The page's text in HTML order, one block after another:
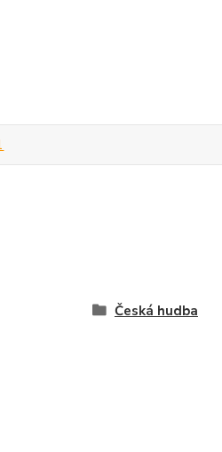
Česká hudba